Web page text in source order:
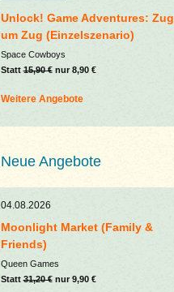
Unlock! Game Adventures: Zug
um Zug (Einzelszenario)
Space Cowboys
Statt15,90 €nur 8,90 €
Weitere Angebote
Neue Angebote
04.08.2026
Moonlight Market (Family &
Friends)
Queen Games
Statt31,20 €nur 9,90 €